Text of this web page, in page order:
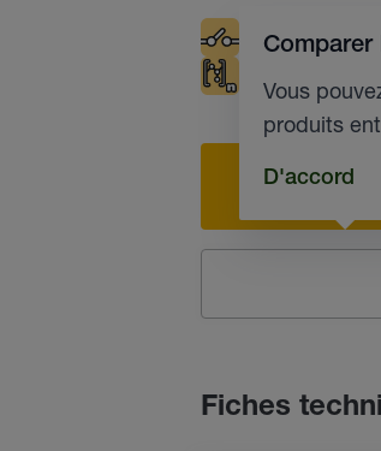
Contacts
Vous
produits
D'accord
Fiches